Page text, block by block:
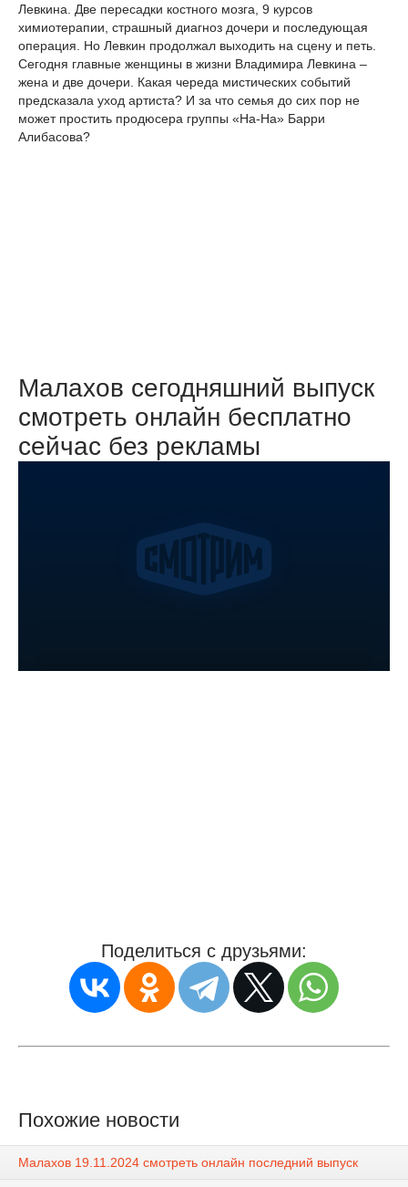
Левкина. Две пересадки костного мозга, 9 курсов
химиотерапии, страшный диагноз дочери и последующая
операция. Но Левкин продолжал выходить на сцену и петь.
Сегодня главные женщины в жизни Владимира Левкина –
жена и две дочери. Какая череда мистических событий
предсказала уход артиста? И за что семья до сих пор не
может простить продюсера группы «На-На» Барри
Алибасова?
Малахов сегодняшний выпуск
смотреть онлайн бесплатно
сейчас без рекламы
Поделиться с друзьями:
Похожие новости
Малахов 19.11.2024 смотреть онлайн последний выпуск